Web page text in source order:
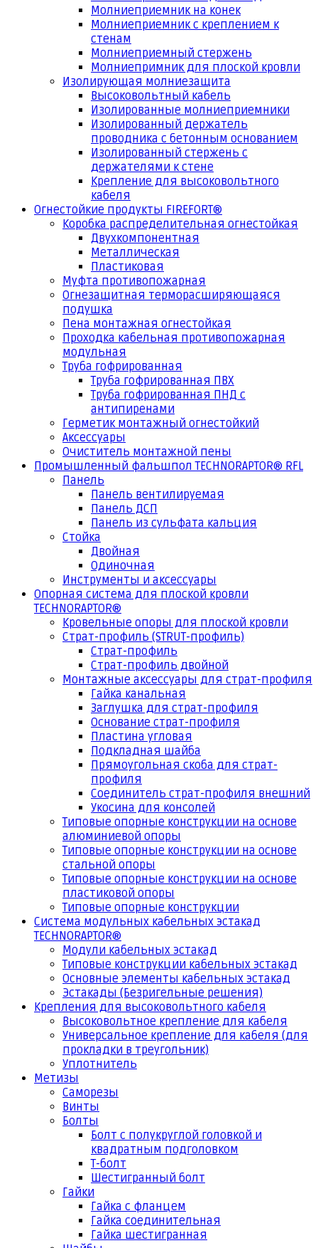
Молниеприемник на конек
Молниеприемник с креплением к
стенам
Молниеприемный стержень
Молниепримник для плоской кровли
Изолирующая молниезащита
Высоковольтный кабель
Изолированные молниеприемники
Изолированный держатель
проводника с бетонным основанием
Изолированный стержень с
держателями к стене
Крепление для высоковольтного
кабеля
Огнестойкие продукты FIREFORT®
Коробка распределительная огнестойкая
Двухкомпонентная
Металлическая
Пластиковая
Муфта противопожарная
Огнезащитная терморасширяющаяся
подушка
Пена монтажная огнестойкая
Проходка кабельная противопожарная
модульная
Труба гофрированная
Труба гофрированная ПВХ
Труба гофрированная ПНД с
антипиренами
Герметик монтажный огнестойкий
Аксессуары
Очиститель монтажной пены
Промышленный фальшпол TECHNORAPTOR® RFL
Панель
Панель вентилируемая
Панель ДСП
Панель из сульфата кальция
Стойка
Двойная
Одиночная
Инструменты и аксессуары
Опорная система для плоской кровли
TECHNORAPTOR®
Кровельные опоры для плоской кровли
Страт-профиль (STRUT-профиль)
Страт-профиль
Страт-профиль двойной
Монтажные аксессуары для страт-профиля
Гайка канальная
Заглушка для страт-профиля
Основание страт-профиля
Пластина угловая
Подкладная шайба
Прямоугольная скоба для страт-
профиля
Соединитель страт-профиля внешний
Укосина для консолей
Типовые опорные конструкции на основе
алюминиевой опоры
Типовые опорные конструкции на основе
стальной опоры
Типовые опорные конструкции на основе
пластиковой опоры
Типовые опорные конструкции
Система модульных кабельных эстакад
TECHNORAPTOR®
Модули кабельных эстакад
Типовые конструкции кабельных эстакад
Основные элементы кабельных эстакад
Эстакады (Безригельные решения)
Крепления для высоковольтного кабеля
Высоковольтное крепление для кабеля
Универсальное крепление для кабеля (для
прокладки в треугольник)
Уплотнитель
Метизы
Саморезы
Винты
Болты
Болт с полукруглой головкой и
квадратным подголовком
Т-болт
Шестигранный болт
Гайки
Гайка с фланцем
Гайка соединительная
Гайка шестигранная